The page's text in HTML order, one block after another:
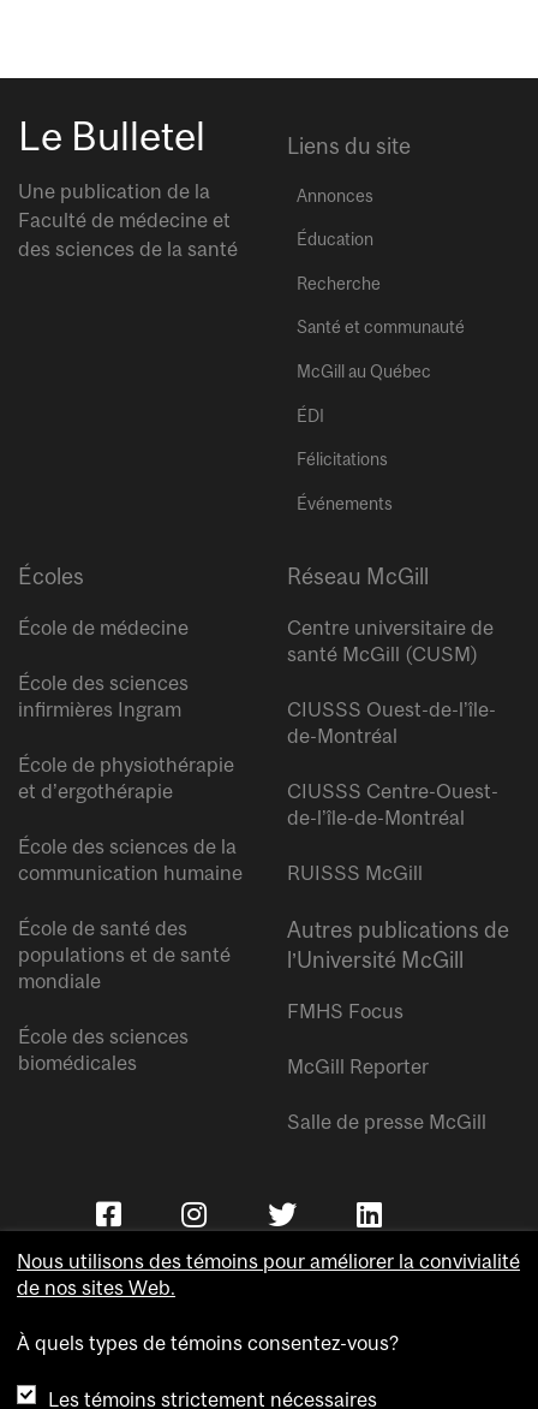
Le Bulletel
Une publication de la
Faculté de médecine et
des sciences de la santé
Liens du site
Annonces
Éducation
Recherche
Santé et communauté
McGill au Québec
ÉDI
Félicitations
Événements
Écoles
École de médecine
École des sciences
infirmières Ingram
École de physiothérapie
et d’ergothérapie
École des sciences de la
communication humaine
École de santé des
populations et de santé
mondiale
École des sciences
biomédicales
Réseau McGill
Centre universitaire de
santé McGill (CUSM)
CIUSSS Ouest-de-l’île-
de-Montréal
CIUSSS Centre-Ouest-
de-l’île-de-Montréal
RUISSS McGill
Autres publications de
l’Université McGill
FMHS Focus
McGill Reporter
Salle de presse McGill
Nous utilisons des témoins pour améliorer la convivialité
de nos sites Web.
À quels types de témoins consentez-vous?
Les témoins strictement nécessaires